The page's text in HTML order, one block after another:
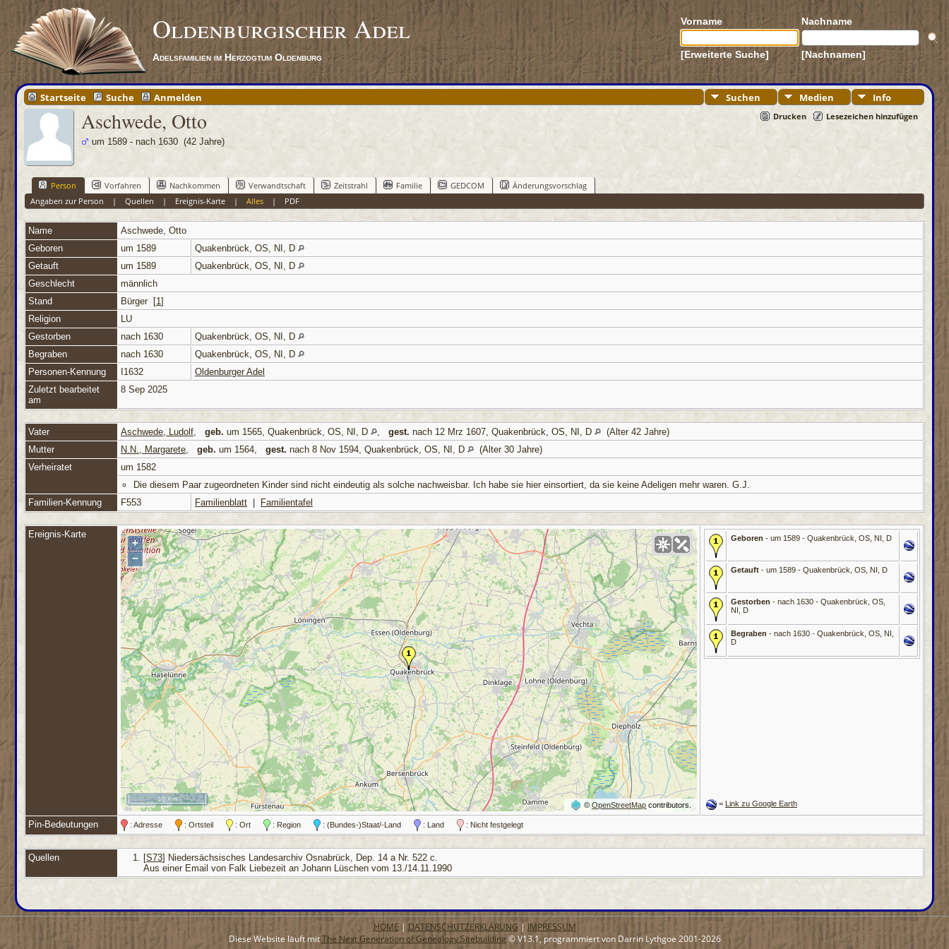
Oldenburgischer Adel
Adelsfamilien im Herzogtum Oldenburg
Vorname Nachname
[Erweiterte Suche] [Nachnamen]
Startseite Suche Anmelden Suchen Medien Info
Drucken Lesezeichen hinzufügen
Aschwede, Otto
um 1589 - nach 1630 (42 Jahre)
Person Vorfahren Nachkommen Verwandtschaft Zeitstrahl Familie GEDCOM
Änderungsvorschlag
Angaben zur Person | Quellen | Ereignis-Karte| Alles| PDF
Name Aschwede, Otto
Geboren
um 1589
Quakenbrück, OS, NI, D
Getauft
um 1589
Quakenbrück, OS, NI, D
Geschlecht
männlich
Stand
Bürger [1]
Religion
LU
Gestorben
nach 1630
Quakenbrück, OS, NI, D
Begraben
nach 1630
Quakenbrück, OS, NI, D
Personen-Kennung
I1632
Oldenburger Adel
Zuletzt bearbeitet
am
8 Sep 2025
Vater Aschwede, Ludolf, geb. um 1565, Quakenbrück, OS, NI, D , gest. nach 12 Mrz 1607, Quakenbrück, OS, NI, D
(Alter 42 Jahre)
Mutter
N.N., Margarete, geb. um 1564, gest. nach 8 Nov 1594, Quakenbrück, OS, NI, D
(Alter 30 Jahre)
Verheiratet
um 1582
Die diesem Paar zugeordneten Kinder sind nicht eindeutig als solche nachweisbar. Ich habe sie hier einsortiert, da sie keine Adeligen mehr waren. G.J.
Familien-Kennung
F553 Familienblatt Familientafel
Ereignis-Karte
+
−
©OpenStreetMap contributors.
10 km
Geboren - um 1589 - Quakenbrück, OS, NI, D
Getauft - um 1589 - Quakenbrück, OS, NI, D
Gestorben - nach 1630 - Quakenbrück, OS,
NI, D
Begraben - nach 1630 - Quakenbrück, OS, NI,
D
= Link zu Google Earth
Pin-Bedeutungen : Adresse : Ortsteil : Ort : Region : (Bundes-)Staat/-Land : Land : Nicht festgelegt
Quellen [S73] Niedersächsisches Landesarchiv Osnabrück, Dep. 14 a Nr. 522 c.
Aus einer Email von Falk Liebezeit an Johann Lüschen vom 13./14.11.1990
HOME | DATENSCHUTZERKLÄRUNG | IMPRESSUM
Diese Website läuft mitThe Next Generation of Genealogy Sitebuilding © V13.1, programmiert von Darrin Lythgoe 2001-2026